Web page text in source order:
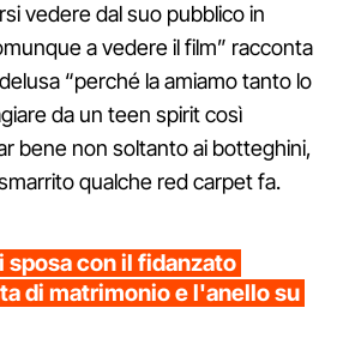
vedere dal suo pubblico in
a vedere il film” racconta
“perché la amiamo tanto lo
da un teen spirit così
bene non soltanto ai botteghini,
qualche red carpet fa.
sposa con il fidanzato
di matrimonio e l'anello su